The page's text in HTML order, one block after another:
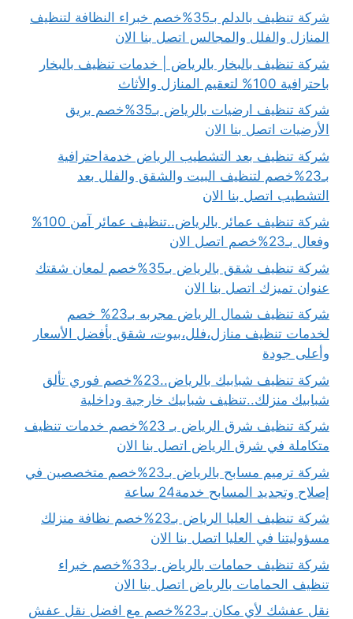
شركة تنظيف بالدلم بـ35%خصم خبراء النظافة لتنظيف
المنازل والفلل والمجالس اتصل بنا الان
شركة تنظيف بالبخار بالرياض | خدمات تنظيف بالبخار
باحترافية 100% لتعقيم المنازل والأثاث
شركة تنظيف ارضيات بالرياض بـ35%خصم بريق
الأرضيات اتصل بنا الان
شركة تنظيف بعد التشطيب الرياض خدمةاحترافية
بـ23%خصم لتنظيف البيت والشقق والفلل بعد
التشطيب اتصل بنا الان
شركة تنظيف عمائر بالرياض..تنظيف عمائر آمن 100%
وفعال بـ23%خصم اتصل الان
شركة تنظيف شقق بالرياض بـ35%خصم لمعان شقتك
عنوان تميزك اتصل بنا الان
شركة تنظيف شمال الرياض مجربه بـ23% خصم
لخدمات تنظيف منازل،فلل،بيوت، شقق بأفضل الأسعار
وأعلى جودة
شركة تنظيف شبابيك بالرياض..23%خصم فوري تألق
شبابيك منزلك..تنظيف شبابيك خارجية وداخلية
شركة تنظيف شرق الرياض بـ 23%خصم خدمات تنظيف
متكاملة في شرق الرياض اتصل بنا الان
شركة ترميم مسابح بالرياض بـ23%خصم متخصصين في
إصلاح وتجديد المسابح خدمة24 ساعة
شركة تنظيف العليا الرياض بـ23%خصم نظافة منزلك
مسؤوليتنا في العليا اتصل بنا الان
شركة تنظيف حمامات بالرياض بـ33%خصم خبراء
تنظيف الحمامات بالرياض اتصل بنا الان
نقل عفشك لأي مكان بـ23%خصم مع افضل نقل عفش